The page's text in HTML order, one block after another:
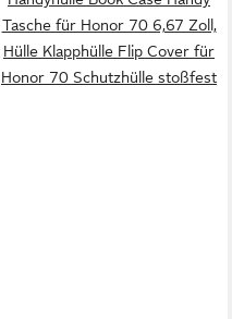
Tasche für Honor 70 6,67 Zoll,
Hülle Klapphülle Flip Cover für
Honor 70 Schutzhülle stoßfest